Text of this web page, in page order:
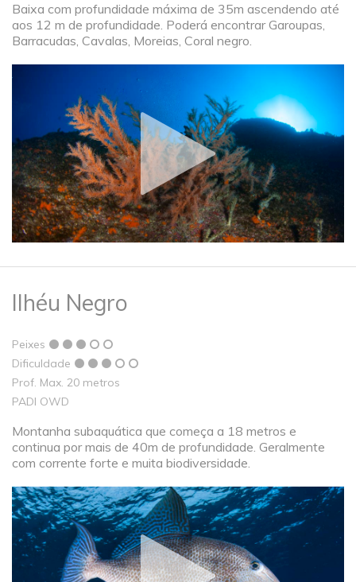
Baixa com profundidade máxima de 35m ascendendo até
aos 12 m de profundidade. Poderá encontrar Garoupas,
Barracudas, Cavalas, Moreias, Coral negro.
Ilhéu Negro
Peixes
Dificuldade
Prof. Max. 20 metros
PADI OWD
Montanha subaquática que começa a 18 metros e
continua por mais de 40m de profundidade. Geralmente
com corrente forte e muita biodiversidade.